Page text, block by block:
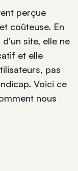
perçue
coûteuse. En
site, elle ne
et elle
pas
Voici ce
nous